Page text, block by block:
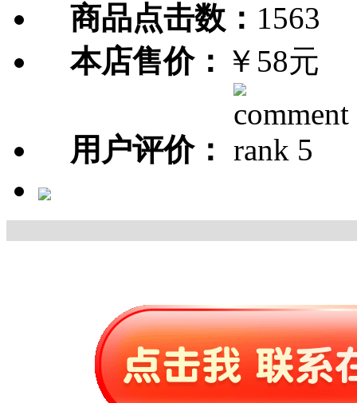
商品点击数： 1563
本店售价： ￥58元
用户评价：